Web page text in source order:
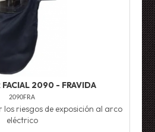
FACIAL 2090 - FRAVIDA
2090FRA
riesgos de exposición al arco
eléctrico